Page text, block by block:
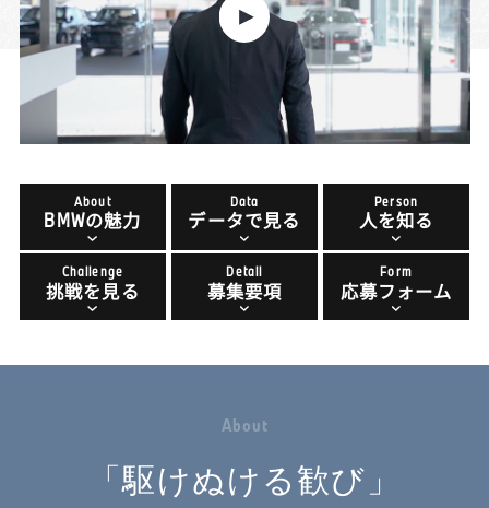
About
BMWの魅力
Data
データで見る
Person
人を知る
Challenge
挑戦を見る
Detail
募集要項
Form
応募フォーム
About
「駆けぬける歓び」